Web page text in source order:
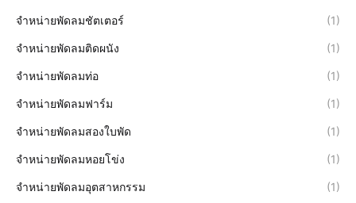
จำหน่ายพัดลมชัตเตอร์ (1)
จำหน่ายพัดลมติดผนัง (1)
จำหน่ายพัดลมท่อ (1)
จำหน่ายพัดลมฟาร์ม (1)
จำหน่ายพัดลมสองใบพัด (1)
จำหน่ายพัดลมหอยโข่ง (1)
จำหน่ายพัดลมอุตสาหกรรม (1)